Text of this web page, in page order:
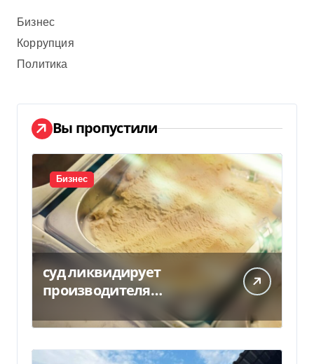
Бизнес
Коррупция
Политика
Вы пропустили
Бизнес
суд ликвидирует
производителя